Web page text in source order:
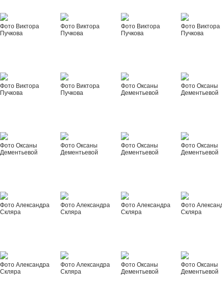
Фото Виктора
Пучкова
Фото Виктора
Пучкова
Фото Виктора
Пучкова
Фото Виктора
Пучкова
Фото Виктора
Пучкова
Фото Виктора
Пучкова
Фото Оксаны
Дементьевой
Фото Оксаны
Дементьевой
Фото Оксаны
Дементьевой
Фото Оксаны
Дементьевой
Фото Оксаны
Дементьевой
Фото Оксаны
Дементьевой
Фото Александра
Скляра
Фото Александра
Скляра
Фото Александра
Скляра
Фото
Скляра
Фото Александра
Скляра
Фото Александра
Скляра
Фото Оксаны
Дементьевой
Фото Оксаны
Дементьевой